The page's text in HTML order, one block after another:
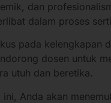
dan
dalam proses
pada kelengkapan
dosen untuk
utuh dan beretika.
ini, Anda akan